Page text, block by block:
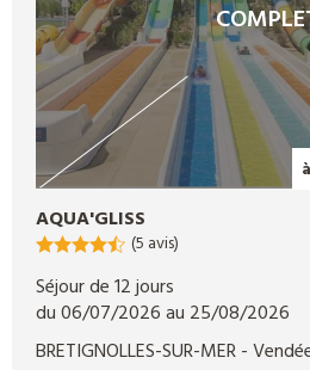
AQUA'GLISS
(5 avis)
Séjour de 12 jours
du 06/07/2026 au 25/08/2026
BRETIGNOLLES-SUR-MER-